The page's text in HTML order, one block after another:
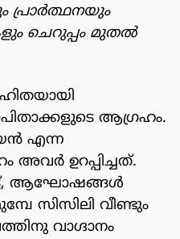
പ്രാര്‍ത്ഥനയും
ചെറുപ്പം മുതല്‍
ആഗ്രഹം.
എന്ന
ഉറപ്പിച്ചത്.
ആഘോഷങ്ങള്‍
സിസിലി വീണ്ടും
വാഗ്ദാനം